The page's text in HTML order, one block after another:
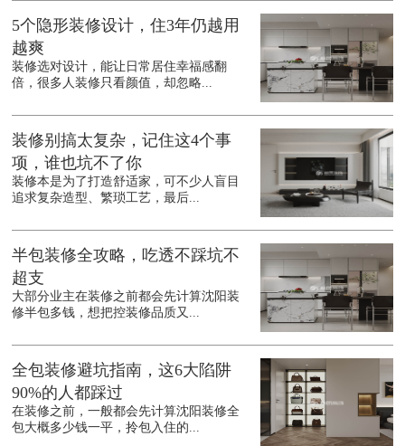
5个隐形装修设计，住3年仍越用
越爽
装修选对设计，能让日常居住幸福感翻
倍，很多人装修只看颜值，却忽略...
装修别搞太复杂，记住这4个事
项，谁也坑不了你
装修本是为了打造舒适家，可不少人盲目
追求复杂造型、繁琐工艺，最后...
半包装修全攻略，吃透不踩坑不
超支
大部分业主在装修之前都会先计算沈阳装
修半包多钱，想把控装修品质又...
全包装修避坑指南，这6大陷阱
90%的人都踩过
在装修之前，一般都会先计算沈阳装修全
包大概多少钱一平，拎包入住的...